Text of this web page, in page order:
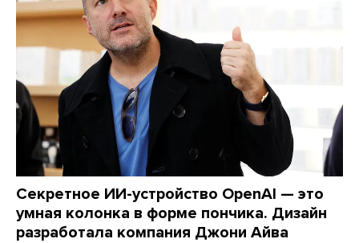
Секретное ИИ-устройство OpenAI — это
умная колонка в форме пончика. Дизайн
разработала компания Джони Айва